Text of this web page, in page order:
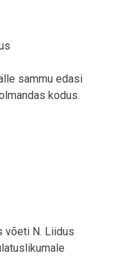
sammu edasi
kodus.
võeti N. Liidus